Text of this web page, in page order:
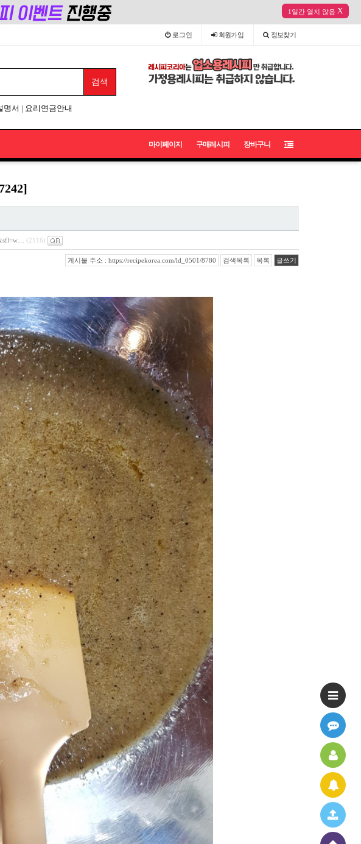
1일간 열지 않음 X
로그인 회원가입 정보찾기
명서 | 요리연금안내
마이페이지 구매레시피 장바구니
(2116)
게시물 주소 : https://recipekorea.com/ld_0501/8780 검색목록 목록 글쓰기